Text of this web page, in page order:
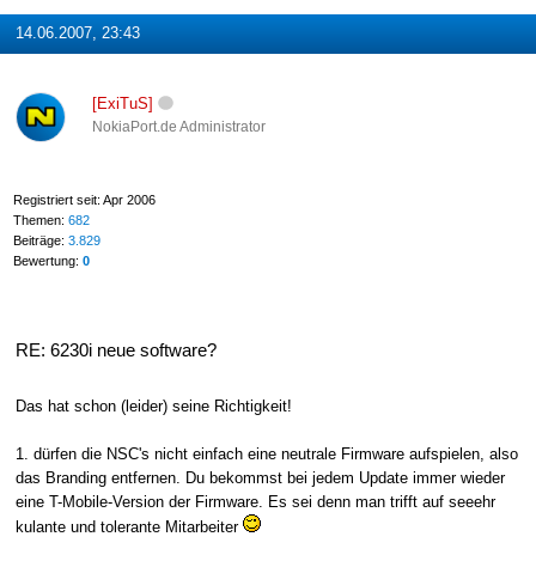
14.06.2007, 23:43
[ExiTuS]
NokiaPort.de Administrator
Registriert seit: Apr 2006
Themen: 682
Beiträge: 3.829
Bewertung: 0
RE: 6230i neue software?
Das hat schon (leider) seine Richtigkeit!
1. dürfen die NSC's nicht einfach eine neutrale Firmware aufspielen, also
das Branding entfernen. Du bekommst bei jedem Update immer wieder
eine T-Mobile-Version der Firmware. Es sei denn man trifft auf seeehr
kulante und tolerante Mitarbeiter